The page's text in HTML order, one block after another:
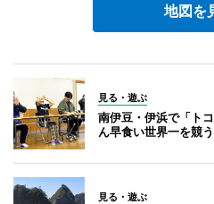
地図を
見る・遊ぶ
南伊豆・伊浜で「ト
ん早食い世界一を競う
見る・遊ぶ